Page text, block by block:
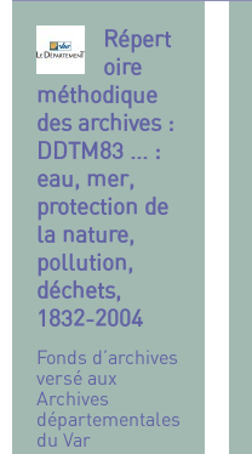
Répert
oire
méthodique
des archives :
DDTM83 ... :
eau, mer,
protection de
la nature,
pollution,
déchets,
1832-2004
Fonds d’archives
versé aux
Archives
départementales
du Var